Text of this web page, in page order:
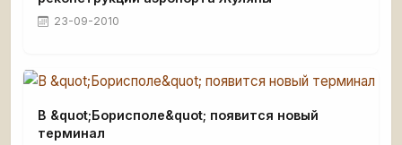
23-09-2010
В &quot;Борисполе&quot; появится новый
терминал